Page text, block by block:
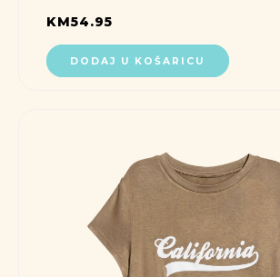
KM54.95
DODAJ U KOŠARICU